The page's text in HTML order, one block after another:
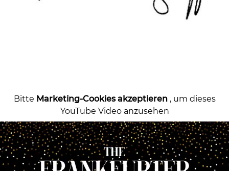
Bitte Marketing-Cookies akzeptieren, um dieses
YouTube Video anzusehen